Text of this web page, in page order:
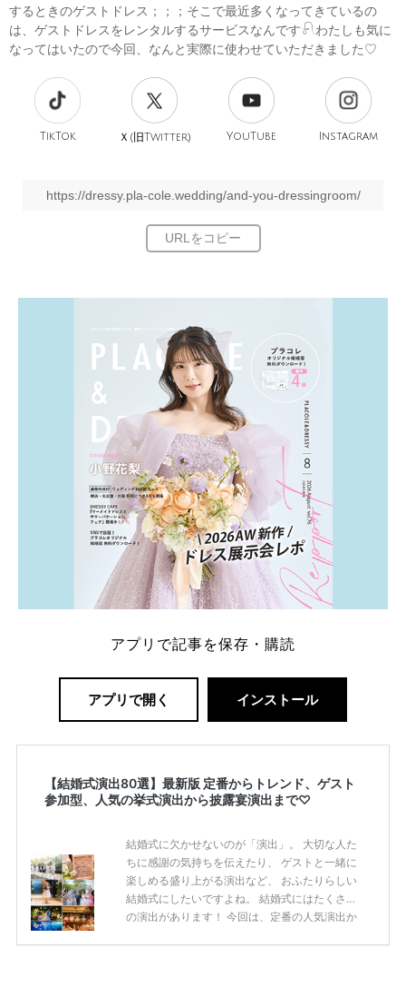
するときのゲストドレス；；；そこで最近多くなってきているの
は、ゲストドレスをレンタルするサービスなんです𓍯わたしも気に
なってはいたので今回、なんと実際に使わせていただきました♡
TikTok Ｘ(旧Twitter) YouTube Instagram
https://dressy.pla-cole.wedding/and-you-dressingroom/
アプリで記事を保存・購読
アプリで開く インストール
【結婚式演出80選】最新版 定番からトレンド、ゲスト
参加型、人気の挙式演出から披露宴演出まで♡
結婚式に欠かせないのが「演出」。 大切な人た
ちに感謝の気持ちを伝えたり、 ゲストと一緒に
楽しめる盛り上がる演出など、 おふたりらしい
結婚式にしたいですよね。 結婚式にはたくさん
の演出があります！ 今回は、定番の人気演出か